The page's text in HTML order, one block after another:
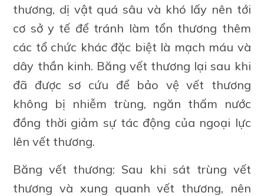
thương, dị vật quá sâu và khó lấy nên tới
cơ sở y tế để tránh làm tổn thương thêm
các tổ chức khác đặc biệt là mạch máu và
dây thần kinh. Băng vết thương lại sau khi
đã được sơ cứu để bảo vệ vết thương
không bị nhiễm trùng, ngăn thấm nước
đồng thời giảm sự tác động của ngoại lực
lên vết thương.
Băng vết thương: Sau khi sát trùng vết
thương và xung quanh vết thương, nên